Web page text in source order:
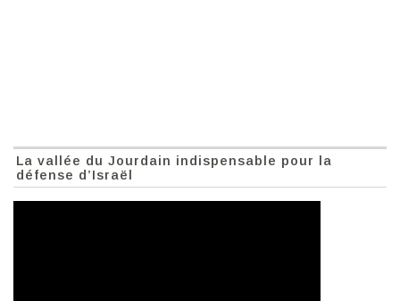
La vallée du Jourdain indispensable pour la
défense d’Israël